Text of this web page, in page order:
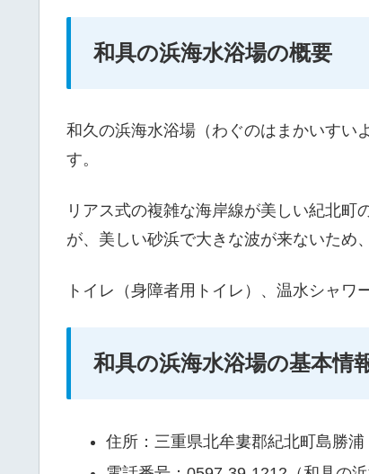
和具の浜海水浴場の概要
和久の浜海水浴場（わぐのはまかいすい
す。
リアス式の複雑な海岸線が美しい紀北
が、美しい砂浜で大きな波が来ないため
トイレ（身障者用トイレ）、温水シャワ
和具の浜海水浴場の基本情
住所：三重県北牟婁郡紀北町島勝浦